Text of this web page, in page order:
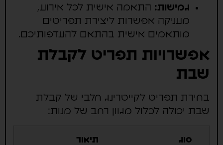
גמישות:התאמה אישית לכל אירוע,
מעניקה אפשרות ליצירת תפריטים
מותאמים אישית בהתאם להעדפותיכם.
אפשרויות תפריט לקבלת
שבת
בחירת תפריט לקייטרינג חלבי של קבלת
שבת יכולה לכלול מגוון רחב של מנות:
סוג
תיאור